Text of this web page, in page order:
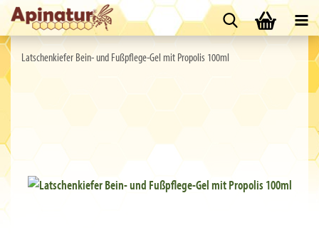
Latschenkiefer Bein- und Fußpflege-Gel mit Propolis 100ml